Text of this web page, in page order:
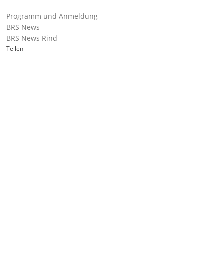
Programm und Anmeldung
BRS News
BRS News Rind
Teilen